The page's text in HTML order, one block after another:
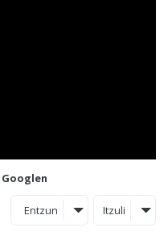
Entzun Itzuli